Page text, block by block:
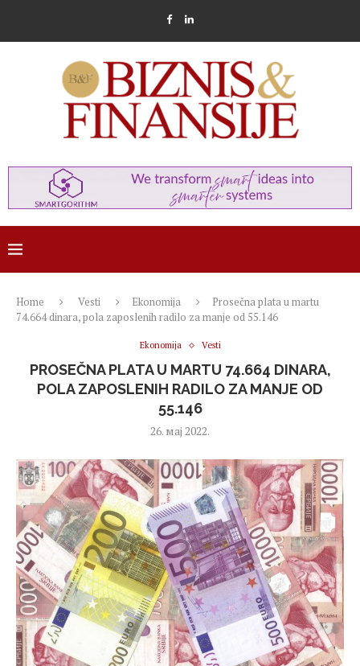
Home Vesti Ekonomija
Prosečna plata u martu
74.664 dinara, pola zaposlenih radilo za manje od 55.146
Ekonomija Vesti
PROSEČNA PLATA U MARTU 74.664 DINARA,
POLA ZAPOSLENIH RADILO ZA MANJE OD
55.146
26. мај 2022.